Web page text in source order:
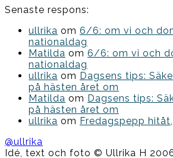
Senaste respons:
ullrika om 6/6: om vi och
nationaldag
Matilda om 6/6: om vi och
nationaldag
ullrika om Dagsens tips:
på hästen året om
Matilda om Dagsens tips:
på hästen året om
ullrika om Fredagspepp
@ullrika
Idé, text och foto © Ullrika H